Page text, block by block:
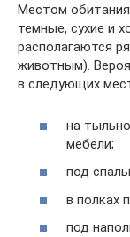
Местом
темные, сухие и
располагаются
животным).
в следующих
на
мебели;
под
в полках
под